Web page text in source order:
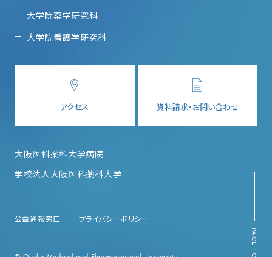
PAGE TOP
大学院薬学研究科
大学院看護学研究科
アクセス 資料請求・お問い合わせ
大阪医科薬科大学病院
学校法人大阪医科薬科大学
公益通報窓口 プライバシーポリシー